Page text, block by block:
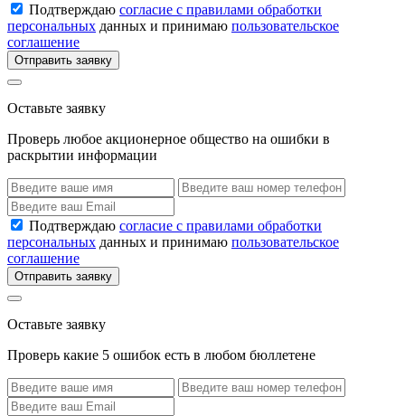
Подтверждаю согласие с правилами обработки
персональных данных и принимаю пользовательское
соглашение
Отправить заявку
Оставьте заявку
Проверь любое акционерное общество на ошибки в
раскрытии информации
Подтверждаю согласие с правилами обработки
персональных данных и принимаю пользовательское
соглашение
Отправить заявку
Оставьте заявку
Проверь какие 5 ошибок есть в любом бюллетене